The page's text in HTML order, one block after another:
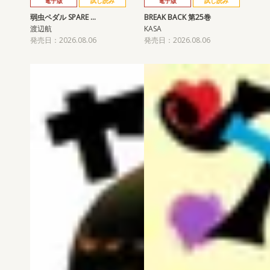
弱虫ペダル SPARE …
渡辺航
発売日：2026.08.06
BREAK BACK 第25巻
KASA
発売日：2026.08.06